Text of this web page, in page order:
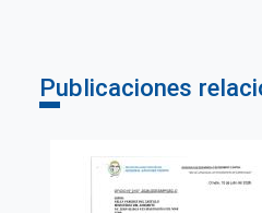
Publicaciones